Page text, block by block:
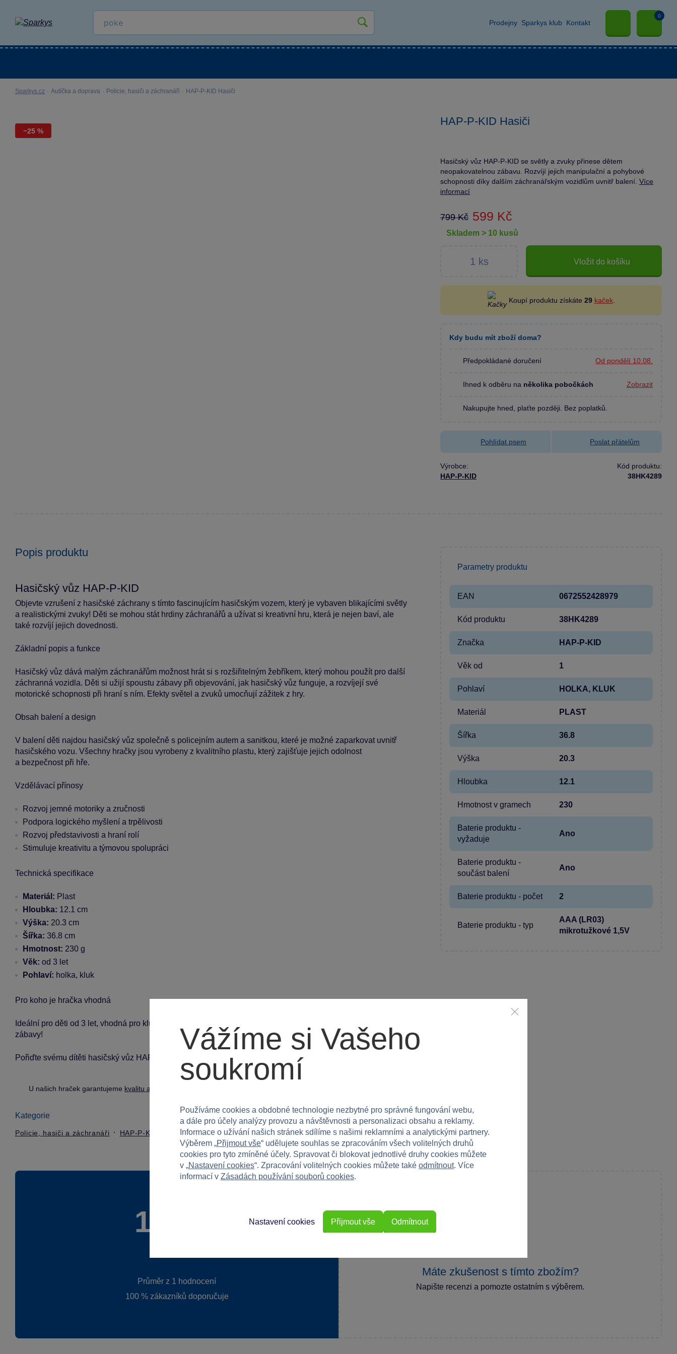
Prodejny Sparkys klub Kontakt
0
Sparkys.cz · Autíčka a doprava · Policie, hasiči a záchranáři · HAP-P-KID Hasiči
−25 %
HAP-P-KID Hasiči
Hasičský vůz HAP-P-KID se světly a zvuky přinese dětem
neopakovatelnou zábavu. Rozvíjí jejich manipulační a pohybové
schopnosti díky dalším záchranářským vozidlům uvnitř balení. Více
informací
799 Kč 599 Kč
skladem > 10 kusů
Vložit do košíku
Koupí produktu získáte 29 kaček.
Kdy budu mít zboží doma?
Předpokládané doručení Od pondělí 10.08.
Ihned k odběru na několika pobočkách Zobrazit
Nakupujte hned, plaťte později. Bez poplatků.
Pohlídat psem Poslat přátelům
Výrobce:
HAP-P-KID
Kód produktu:
38HK4289
Popis produktu
Hasičský vůz HAP-P-KID
Objevte vzrušení z hasičské záchrany s tímto fascinujícím hasičským vozem, který je vybaven blikajícími světly
a realistickými zvuky! Děti se mohou stát hrdiny záchranářů a užívat si kreativní hru, která je nejen baví, ale
také rozvíjí jejich dovednosti.
Základní popis a funkce
Hasičský vůz dává malým záchranářům možnost hrát si s rozšiřitelným žebříkem, který mohou použít pro další
záchranná vozidla. Děti si užijí spoustu zábavy při objevování, jak hasičský vůz funguje, a rozvíjejí své
motorické schopnosti při hraní s ním. Efekty světel a zvuků umocňují zážitek z hry.
Obsah balení a design
V balení děti najdou hasičský vůz společně s policejním autem a sanitkou, které je možné zaparkovat uvnitř
hasičského vozu. Všechny hračky jsou vyrobeny z kvalitního plastu, který zajišťuje jejich odolnost
a bezpečnost při hře.
Vzdělávací přínosy
Rozvoj jemné motoriky a zručnosti
Podpora logického myšlení a trpělivosti
Rozvoj představivosti a hraní rolí
Stimuluje kreativitu a týmovou spolupráci
Technická specifikace
Materiál: Plast
Hloubka: 12.1 cm
Výška: 20.3 cm
Šířka: 36.8 cm
Hmotnost: 230 g
Věk: od 3 let
Pohlaví: holka, kluk
Pro koho je hračka vhodná
Ideální pro děti od 3 let, vhodná pro kluky i holky. Skvělá na doma i na cesty, poskytuje nekonečné hodiny
zábavy!
Pořiďte svému dítěti hasičský vůz HAP-P-KID a nechte ho prožít dobrodružství, která si zamiluje!
U našich hraček garantujeme kvalitu a bezpečnost
Kategorie
Policie, hasiči a záchranáři HAP-P-KID
Parametry produktu
EAN 0672552428979
Kód produktu 38HK4289
Značka HAP-P-KID
Věk od 1
Pohlaví HOLKA, KLUK
Materiál PLAST
Šířka 36.8
Výška 20.3
Hloubka 12.1
Hmotnost v gramech 230
Baterie produktu -
vyžaduje
Ano
Baterie produktu -
součást balení
Ano
Baterie produktu - počet 2
Baterie produktu - typ
AAA (LR03)
mikrotužkové 1,5V
100 %
Průměr z 1 hodnocení
100 % zákazníků doporučuje
Máte zkušenost s tímto zbožím?
Napište recenzi a pomozte ostatním s výběrem.
Vážíme si Vašeho
soukromí
Používáme cookies a obdobné technologie nezbytné pro správné fungování webu,
a dále pro účely analýzy provozu a návštěvnosti a personalizaci obsahu a reklamy.
Informace o užívání našich stránek sdílíme s našimi reklamními a analytickými partnery.
Výběrem „Přijmout vše“ udělujete souhlas se zpracováním všech volitelných druhů
cookies pro tyto zmíněné účely. Spravovat či blokovat jednotlivé druhy cookies můžete
v „Nastavení cookies“. Zpracování volitelných cookies můžete také odmítnout. Více
informací v Zásadách používání souborů cookies.
Odmítnout
Nastavení cookies Přijmout vše